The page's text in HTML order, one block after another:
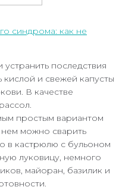
синдрома: как не
последствия
и свежей капусты
В качестве
простым вариантом
можно сварить
в кастрюлю с бульоном
луковицу, немного
майоран, базилик и